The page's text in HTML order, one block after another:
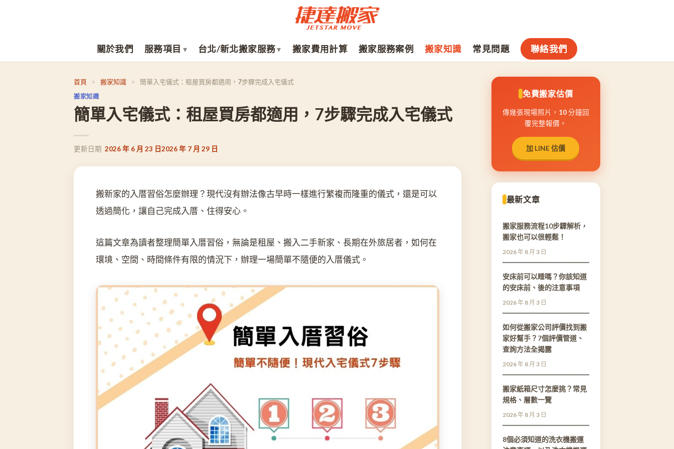
關於我們
服務項目 台北/新北搬家服務 搬家費用計算 搬家服務案例 搬家知識 常見問題 聯絡我們
首頁 > 搬家知識 > 簡單入宅儀式：租屋買房都適用，7步驟完成入宅儀式
搬家知識
簡單入宅儀式：租屋買房都適用，7步驟完成入宅儀式
2026 年 6 月 23 日2026 年 7 月 29 日
搬新家的入厝習俗怎麼辦理？現代沒有辦法像古早時一樣進行繁複而隆重的儀式，還是可以
透過簡化，讓自己完成入厝、住得安心。
這篇文章為讀者整理簡單入厝習俗，無論是租屋、搬入二手新家、長期在外旅居者，如何在
環境、空間、時間條件有限的情況下，辦理一場簡單不隨便的入厝儀式。
免費搬家估價
傳幾張現場照片，10 分鐘回
覆完整報價。
加 LINE 估價
最新文章
搬家服務流程10步驟解析，
搬家也可以很輕鬆！
2026 年 8 月 3 日
安床前可以睡嗎？你該知道
的安床前、後的注意事項
2026 年 8 月 3 日
如何從搬家公司評價找到搬
家好幫手？7個評價管道、
查詢方法全揭露
2026 年 8 月 3 日
搬家紙箱尺寸怎麼挑？常見
規格、層數一覽
2026 年 8 月 3 日
8個必須知道的洗衣機搬運